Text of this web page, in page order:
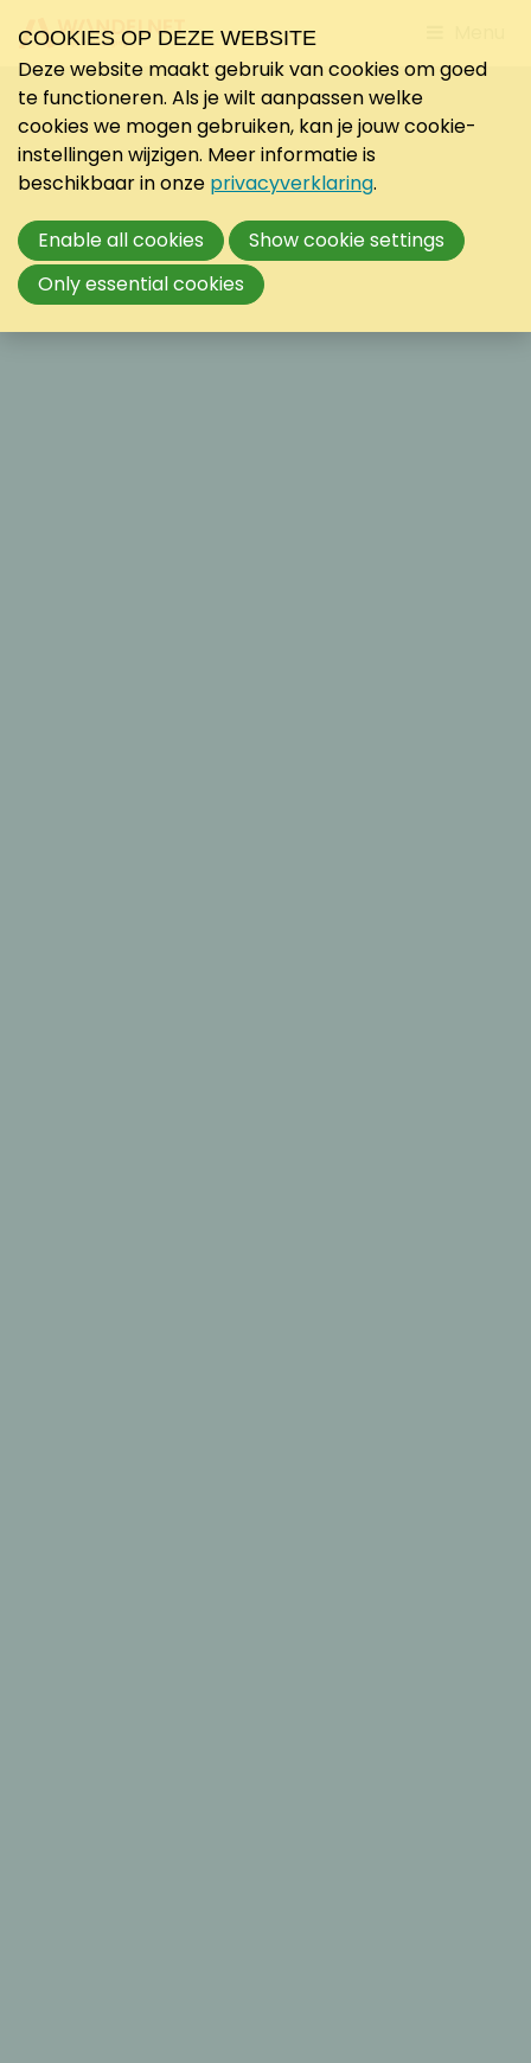
to
COOKIES OP DEZE WEBSITE
Deze website maakt gebruik van cookies om goed
te functioneren. Als je wilt aanpassen welke
cookies we mogen gebruiken, kan je jouw cookie-
instellingen wijzigen. Meer informatie is
beschikbaar in onze privacyverklaring.
Enable all cookies
Show cookie settings
Only essential cookies